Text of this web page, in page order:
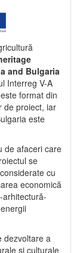
and Bulgaria
Interreg V-A
format din
de proiect, iar
este
de afaceri care
se
cu
economică
dezvoltare a
și culturale